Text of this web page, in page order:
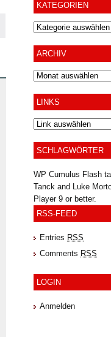
KATEGORIEN
ARCHIV
Archiv
LINKS
SCHLAGWÖRTER
WP Cumulus Flash
Tanck and Luke
Player9 or better.
RSS-FEED
Entries RSS
Comments RSS
LOGIN
Anmelden